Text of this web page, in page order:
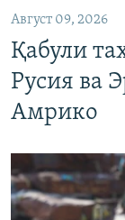
Август 09, 2026
Қабули
Русия ва
Амрико